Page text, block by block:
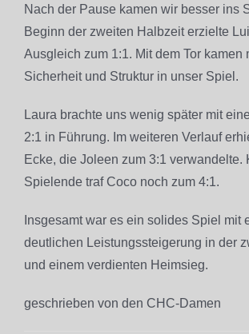
Nach der Pause kamen wir besser ins
Beginn der zweiten Halbzeit erzielte
Ausgleich zum 1:1. Mit dem Tor kamen
Sicherheit und Struktur in unser Spiel.
Laura brachte uns wenig später mit
2:1 in Führung. Im weiteren Verlauf
Ecke, die Joleen zum 3:1 verwandelte.
Spielende traf Coco noch zum 4:1.
Insgesamt war es ein solides Spiel mit
deutlichen Leistungssteigerung in der
und einem verdienten Heimsieg.
geschrieben von den CHC-Damen